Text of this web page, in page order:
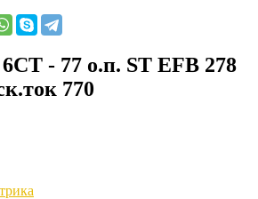
- 77 о.п. ST EFB 278
770